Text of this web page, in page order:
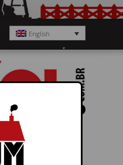
English